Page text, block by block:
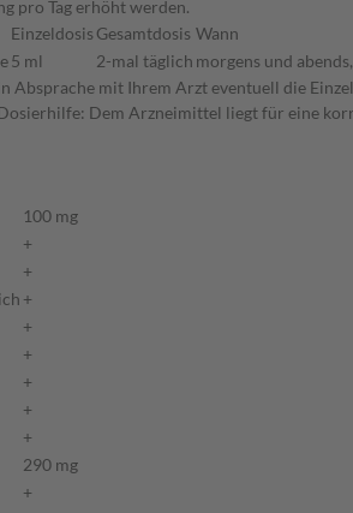
pro Tag erhöht werden.
Einzeldosis Gesamtdosis Wann
5 ml 2-mal täglich morgens und
mit Ihrem Arzt eventuell die
Dem Arzneimittel liegt für eine
100 mg
+
+
+
+
+
+
+
+
290 mg
+